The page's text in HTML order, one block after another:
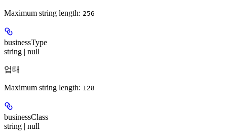
Maximum string length: 256
businessType
string | null
업태
Maximum string length: 128
businessClass
string | null